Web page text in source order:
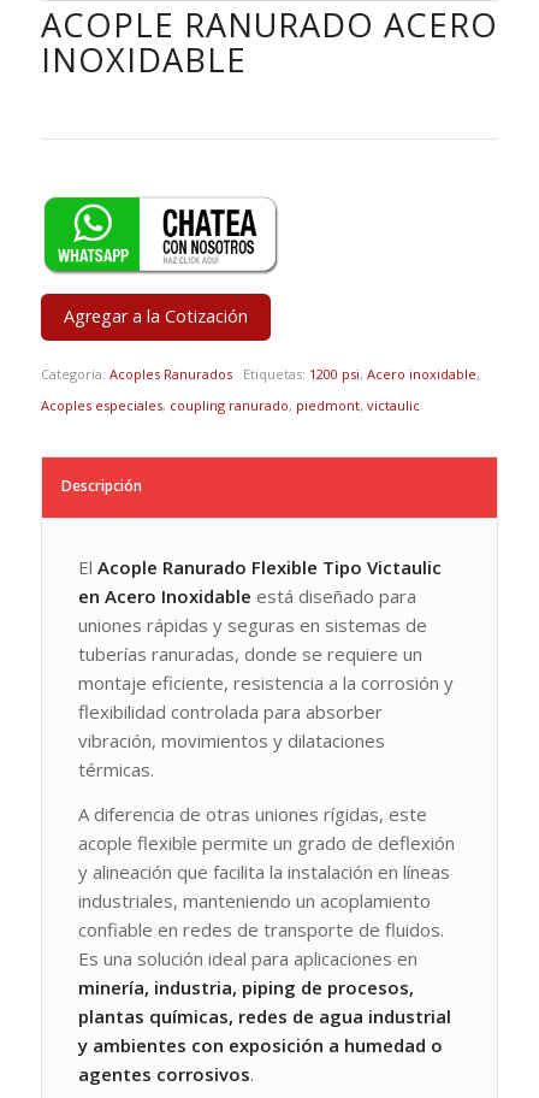
ACOPLE RANURADO ACERO
INOXIDABLE
Agregar a la Cotización
Categoría: Acoples Ranurados Etiquetas: 1200 psi, Acero inoxidable,
Acoples especiales, coupling ranurado, piedmont, victaulic
Descripción
El Acople Ranurado Flexible Tipo Victaulic
en Acero Inoxidable está diseñado para
uniones rápidas y seguras en sistemas de
tuberías ranuradas, donde se requiere un
montaje eficiente, resistencia a la corrosión y
flexibilidad controlada para absorber
vibración, movimientos y dilataciones
térmicas.
A diferencia de otras uniones rígidas, este
acople flexible permite un grado de deflexión
y alineación que facilita la instalación en líneas
industriales, manteniendo un acoplamiento
confiable en redes de transporte de fluidos.
Es una solución ideal para aplicaciones en
minería, industria, piping de procesos,
plantas químicas, redes de agua industrial
y ambientes con exposición a humedad o
agentes corrosivos.